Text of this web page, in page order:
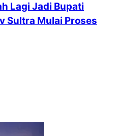
Lagi Jadi Bupati
Sultra Mulai Proses